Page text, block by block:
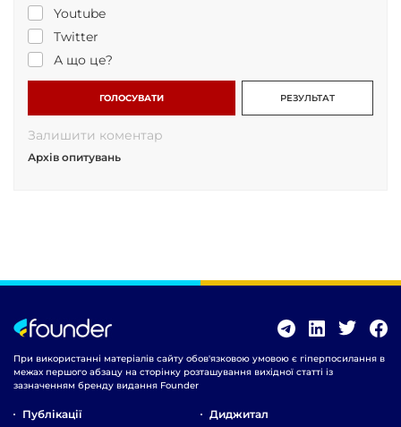
Youtube
Twitter
А що це?
ГОЛОСУВАТИ РЕЗУЛЬТАТ
Залишити коментар
Архів опитувань
При використанні матеріалів сайту обов'язковою умовою є гіперпосилання в
межах першого абзацу на сторінку розташування вихідної статті із
зазначенням бренду видання Founder
Публікації Диджитал